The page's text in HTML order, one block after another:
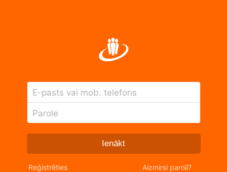
E-pasts vai mob. telefons
Parole
Ienākt
Reģistrēties Aizmirsi paroli?